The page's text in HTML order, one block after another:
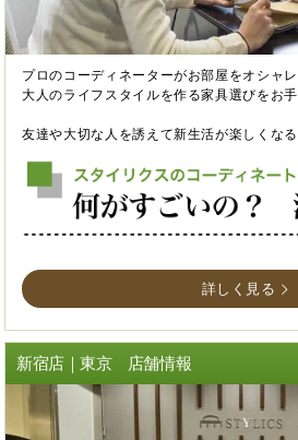
プロのコーディネーターがお部屋をオシャレ
大人のライフスタイルを作る家具選びをお手
友達や大切な人を誘えて新生活が楽しくなる
詳しく見る
新宿店｜東京 店舗情報